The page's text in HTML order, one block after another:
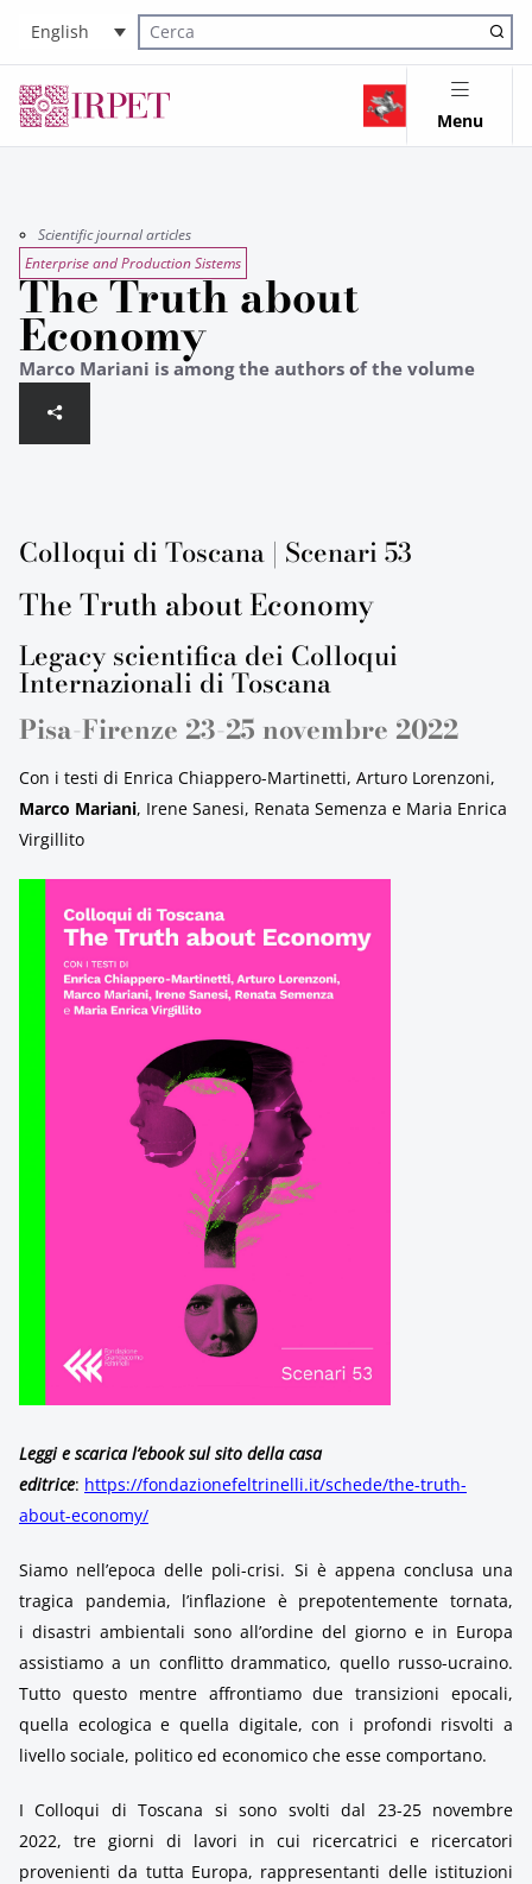
English
Cerca nel sito
Menu
Scientific journal articles
Enterprise and Production Sistems
The Truth about
Economy
Marco Mariani is among the authors of the volume
Colloqui di Toscana | Scenari 53
The Truth about Economy
Legacy scientifica dei Colloqui
Internazionali di Toscana
Pisa-Firenze 23-25 novembre 2022
Con i testi di Enrica Chiappero-Martinetti, Arturo Lorenzoni,
Marco Mariani, Irene Sanesi, Renata Semenza e Maria Enrica
Virgillito
Leggi e scarica l’ebook sul sito della casa
editrice: https://fondazionefeltrinelli.it/schede/the-truth-
about-economy/
Siamo nell’epoca delle poli-crisi. Si è appena conclusa una
tragica pandemia, l’inflazione è prepotentemente tornata,
i disastri ambientali sono all’ordine del giorno e in Europa
assistiamo a un conflitto drammatico, quello russo-ucraino.
Tutto questo mentre affrontiamo due transizioni epocali,
quella ecologica e quella digitale, con i profondi risvolti a
livello sociale, politico ed economico che esse comportano.
I Colloqui di Toscana si sono svolti dal 23-25 novembre
2022, tre giorni di lavori in cui ricercatrici e ricercatori
provenienti da tutta Europa, rappresentanti delle istituzioni